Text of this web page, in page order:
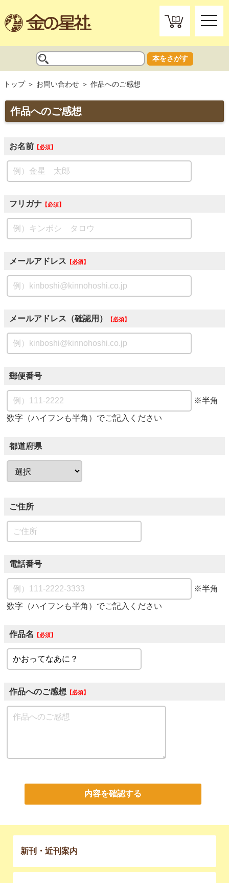
toggle
本をさがす
トップ お問い合わせ 作品へのご感想
作品へのご感想
お名前 必須
フリガナ 必須
メールアドレス 必須
メールアドレス（確認用） 必須
郵便番号
※半角
数字（ハイフンも半角）でご記入ください
都道府県
ご住所
電話番号
※半角
数字（ハイフンも半角）でご記入ください
作品名 必須
作品へのご感想 必須
内容を確認する
新刊・近刊案内